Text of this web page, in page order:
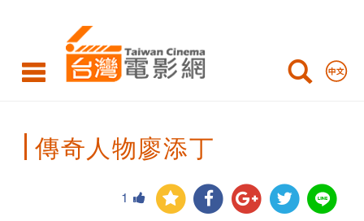
Taiwan
Cinema
傳奇人物廖添丁
1